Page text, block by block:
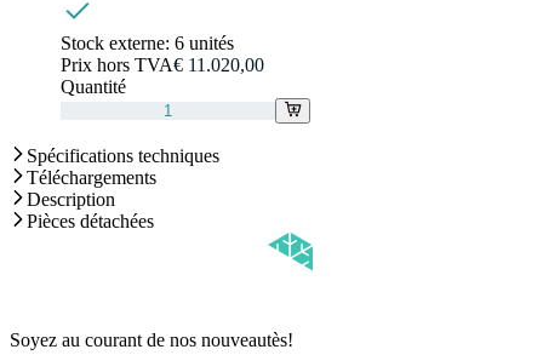
Stock externe: 6 unités
Prix hors TVA€ 11.020,00
Quantité
Spécifications techniques
Téléchargements
Description
Pièces détachées
Soyez au courant de nos nouveautès!